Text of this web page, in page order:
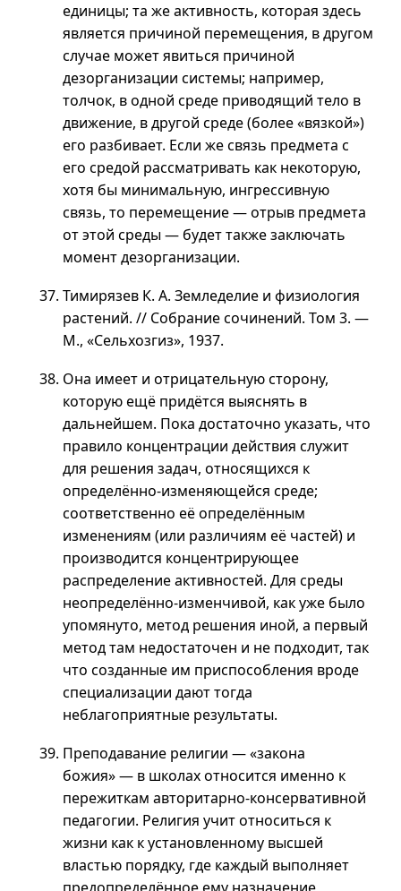
единицы; та же активность, которая здесь
является причиной перемещения, в другом
случае может явиться причиной
дезорганизации системы; например,
толчок, в одной среде приводящий тело в
движение, в другой среде (более «вязкой»)
его разбивает. Если же связь предмета с
его средой рассматривать как некоторую,
хотя бы минимальную, ингрессивную
связь, то перемещение — отрыв предмета
от этой среды — будет также заключать
момент дезорганизации.
Тимирязев К. А. Земледелие и физиология
растений. // Собрание сочинений. Том 3. —
М., «Сельхозгиз», 1937.
Она имеет и отрицательную сторону,
которую ещё придётся выяснять в
дальнейшем. Пока достаточно указать, что
правило концентрации действия служит
для решения задач, относящихся к
определённо-изменяющейся среде;
соответственно её определённым
изменениям (или различиям её частей) и
производится концентрирующее
распределение активностей. Для среды
неопределённо-изменчивой, как уже было
упомянуто, метод решения иной, а первый
метод там недостаточен и не подходит, так
что созданные им приспособления вроде
специализации дают тогда
неблагоприятные результаты.
Преподавание религии — «закона
божия» — в школах относится именно к
пережиткам авторитарно-консервативной
педагогии. Религия учит относиться к
жизни как к установленному высшей
властью порядку, где каждый выполняет